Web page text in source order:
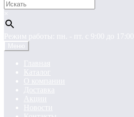
×
Режим работы: пн. - пт. c 9:00 до 17:00
Меню
Главная
Каталог
О компании
Доставка
Акции
Новости